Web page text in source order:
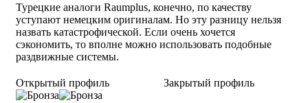
Турецкие аналоги Raumplus, конечно, по качеству
уступают немецким оригиналам. Но эту разницу нельзя
назвать катастрофической. Если очень хочется
сэкономить, то вполне можно использовать подобные
раздвижные системы.
Открытый профиль Закрытый профиль